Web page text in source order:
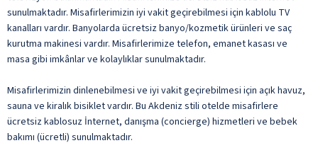
sunulmaktadır. Misafirlerimizin iyi vakit geçirebilmesi için kablolu TV
kanalları vardır. Banyolarda ücretsiz banyo/kozmetik ürünleri ve saç
kurutma makinesi vardır. Misafirlerimize telefon, emanet kasası ve
masa gibi imkânlar ve kolaylıklar sunulmaktadır.
Misafirlerimizin dinlenebilmesi ve iyi vakit geçirebilmesi için açık havuz,
sauna ve kiralık bisiklet vardır. Bu Akdeniz stili otelde misafirlere
ücretsiz kablosuz İnternet, danışma (concierge) hizmetleri ve bebek
bakımı (ücretli) sunulmaktadır.